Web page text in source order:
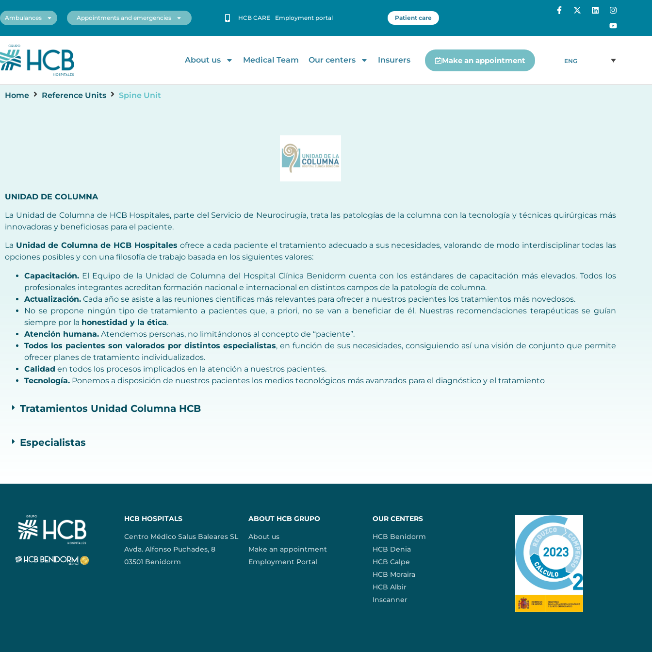
Ambulances Appointments and emergencies HCB CARE Employment portal Patient care
About us Medical Team Our centers Insurers Make an appointment ENG
Home Reference Units Spine Unit
UNIDAD DE COLUMNA
La Unidad de Columna de HCB Hospitales, parte del Servicio de Neurocirugía, trata las patologías de la columna con la tecnología y técnicas quirúrgicas más
innovadoras y beneficiosas para el paciente.
La Unidad de Columna de HCB Hospitalesofrece a cada paciente el tratamiento adecuado a sus necesidades, valorando de modo interdisciplinar todas las
opciones posibles y con una filosofía de trabajo basada en los siguientes valores:
Capacitación. El Equipo de la Unidad de Columna del Hospital Clínica Benidorm cuenta con los estándares de capacitación más elevados. Todos los
profesionales integrantes acreditan formación nacional e internacional en distintos campos de la patología de columna.
Actualización. Cada año se asiste a las reuniones científicas más relevantes para ofrecer a nuestros pacientes los tratamientos más novedosos.
No se propone ningún tipo de tratamiento a pacientes que, a priori, no se van a beneficiar de él. Nuestras recomendaciones terapéuticas se guían
siempre por la honestidad y la ética.
Atención humana. Atendemos personas, no limitándonos al concepto de “paciente”.
Todos los pacientes son valorados por distintos especialistas, en función de sus necesidades, consiguiendo así una visión de conjunto que permite
ofrecer planes de tratamiento individualizados.
Calidad en todos los procesos implicados en la atención a nuestros pacientes.
Tecnología. Ponemos a disposición de nuestros pacientes los medios tecnológicos más avanzados para el diagnóstico y el tratamiento
Tratamientos Unidad Columna HCB
Especialistas
HCB HOSPITALS
Centro Médico Salus Baleares SL
Avda. Alfonso Puchades, 8
03501 Benidorm
ABOUT HCB GRUPO
About us
Make an appointment
Employment Portal
OUR CENTERS
HCB Benidorm
HCB Denia
HCB Calpe
HCB Moraira
HCB Albir
Inscanner